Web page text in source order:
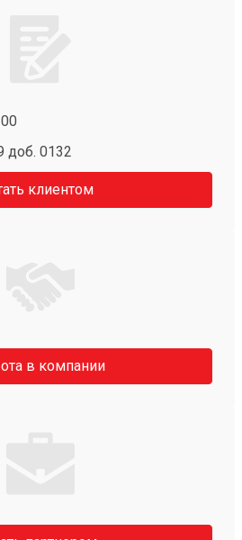
доб. 0132
клиентом
в компании